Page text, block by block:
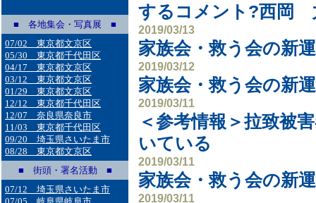
■ 各地集会・写真展 ■
07/02 東京都文京区
05/30 東京都千代田区
04/17 東京都文京区
03/12 東京都文京区
01/29 東京都文京区
12/12 東京都千代田区
12/07 奈良県奈良市
11/03 東京都千代田区
09/20 埼玉県さいたま市
08/28 東京都文京区
■ 街頭・署名活動 ■
07/12 埼玉県さいたま市
するコメント?西岡
2019/03/13
家族会・救う会の新
2019/03/12
家族会・救う会の新
2019/03/11
＜参考情報＞拉致被
いている
2019/03/11
家族会・救う会の新
2019/03/11